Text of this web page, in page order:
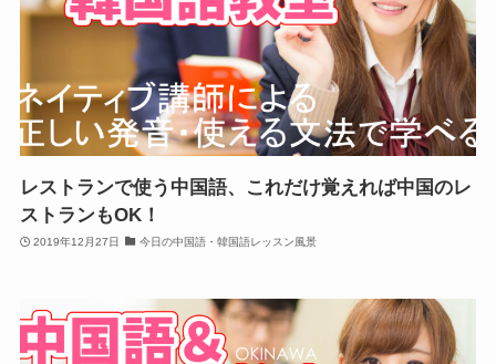
レストランで使う中国語、これだけ覚えれば中国のレ
ストランもOK！
2019年12月27日 今日の中国語・韓国語レッスン風景